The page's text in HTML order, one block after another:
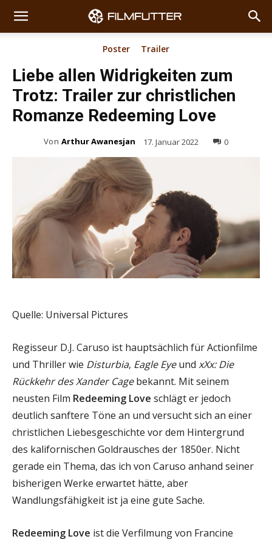
Poster Trailer
Liebe allen Widrigkeiten zum
Trotz: Trailer zur christlichen
Romanze Redeeming Love
Von Arthur Awanesjan 17. Januar 2022 0
Quelle: Universal Pictures
Regisseur D.J. Caruso ist hauptsächlich für Actionfilme
und Thriller wie Disturbia, Eagle Eyeund xXx: Die
Rückkehr des Xander Cagebekannt. Mit seinem
neusten Film Redeeming Love schlägt er jedoch
deutlich sanftere Töne an und versucht sich an einer
christlichen Liebesgeschichte vor dem Hintergrund
des kalifornischen Goldrausches der 1850er. Nicht
gerade ein Thema, das ich von Caruso anhand seiner
bisherigen Werke erwartet hätte, aber
Wandlungsfähigkeit ist ja eine gute Sache.
Redeeming Love ist die Verfilmung von Francine